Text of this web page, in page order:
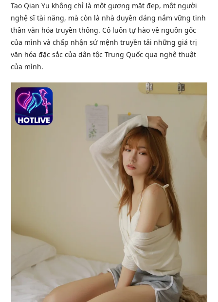
Tao Qian Yu không chỉ là một gương mặt đẹp, một người
nghệ sĩ tài năng, mà còn là nhà duyên dáng nắm vững tinh
thần văn hóa truyền thống. Cô luôn tự hào về nguồn gốc
của mình và chấp nhận sứ mệnh truyền tải những giá trị
văn hóa đặc sắc của dân tộc Trung Quốc qua nghệ thuật
của mình.